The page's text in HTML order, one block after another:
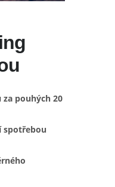
pouhých 20
spotřebou